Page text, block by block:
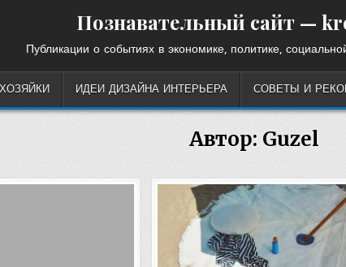
Познавательный сайт —
Публикации о событиях в экономике, политике,
ИДЕИ ДИЗАЙНА ИНТЕРЬЕРА СОВЕТЫ И
Автор: Guzel